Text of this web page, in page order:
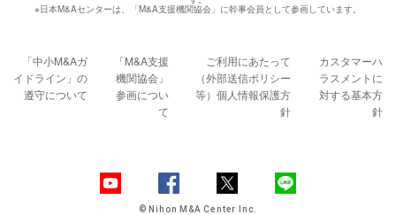
※日本M&Aセンターは、「M&A支援機関協会」に幹事会員として参画しています。
「中小M&Aガ
イドライン」の
遵守について
「M&A支援
機関協会」
参画につい
て
ご利用にあたって
（外部送信ポリシー
等）個人情報保護方
針
カスタマーハ
ラスメントに
対する基本方
針
© Nihon M&A Center Inc.